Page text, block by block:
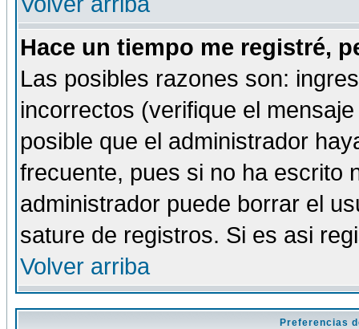
Hace un tiempo me registré,
Las posibles razones son:
incorrectos (verifique el
posible que el administrador
frecuente, pues si no ha escrito
administrador puede borrar el
sature de registros. Si es asi
Volver arriba
Preferencias